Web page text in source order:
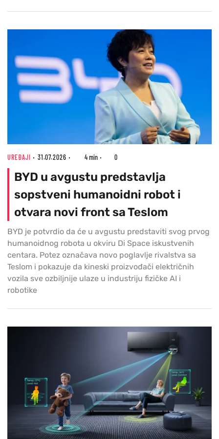
UREĐAJI 31.07.2026 4 min 0
BYD u avgustu predstavlja
sopstveni humanoidni robot i
otvara novi front sa Teslom
BYD je potvrdio da će u avgustu predstaviti svog prvog
humanoidnog robota u okviru Di Space iskustvenih
centara. Potez označava novo poglavlje rivalstva sa
Teslom i pokazuje da kineski proizvođači električnih
vozila sve ozbiljnije ulaze u industriju fizičke AI i
robotike